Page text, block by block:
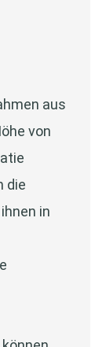
aus
von
die
in